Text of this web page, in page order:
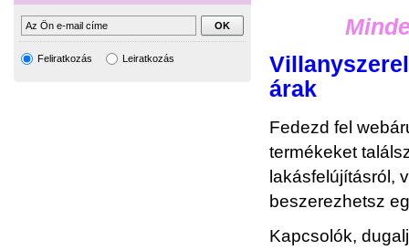
árak
Fedezd fel
termékeket
lakásfelújításról,
beszerezhetsz
Kapcsolók,
Feliratkozás Leiratkozás